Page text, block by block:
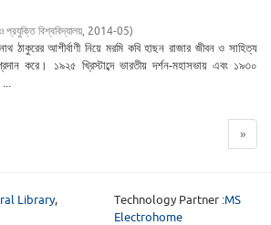
প্রযুক্তি বিশ্ববিদ্যালয়, 2014-05)
ঠাকুরের আশীর্বাণী নিয়ে মরমি কবি হাছন রাজার জীবন ও সাহিত্য
করে। ১৯২৫ খ্রিস্টাব্দে ভারতীয় দর্শন-মহাসভায় এবং ১৯৩০
»
Library,
Technology Partner :MS
Electrohome